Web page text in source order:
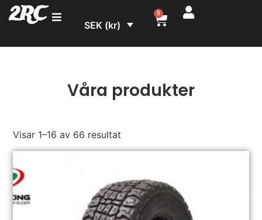
2RC SEK (kr)
0
Våra produkter
Visar 1–16 av 66 resultat